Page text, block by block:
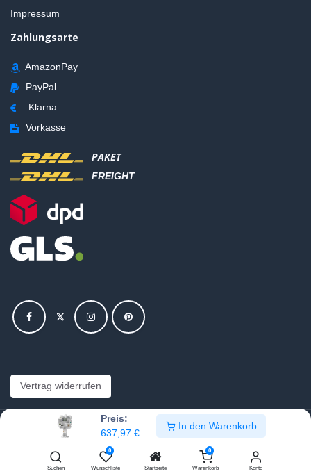
Preis:
637,97 €
In den Warenkorb
Suchen
0
Wunschliste Startseite
0
Warenkorb Konto
Impressum
Zahlungsarte
AmazonPay
PayPal
Klarna
Vorkasse
PAKET
FREIGHT
Vertrag widerrufen
Copyright © Hajus AG - Alle Rechte vorbehalten
Bearbeite Einstellungen